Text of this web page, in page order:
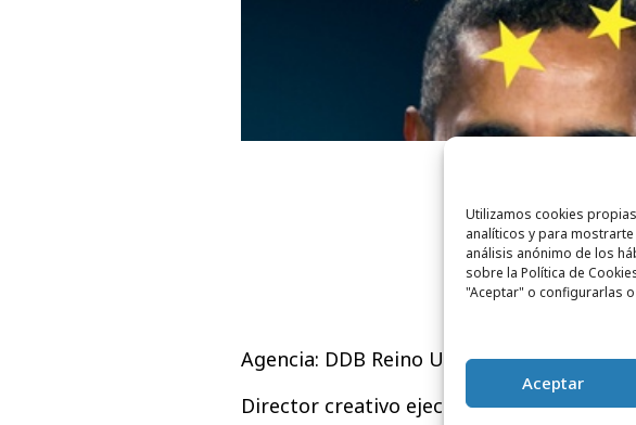
Utilizamos cookies
analíticos y para
análisis anónimo de los
sobre la Política de
"Aceptar" o configurarlas
Aceptar
Ficha técnica
Agencia: DDB Reino Unido
Director creativo ejecutivo: Jeremy